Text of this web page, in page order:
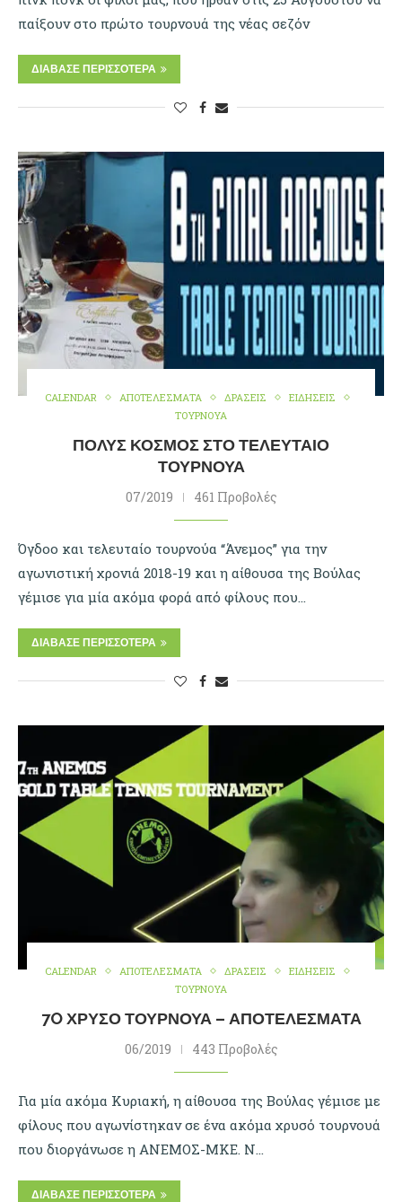
παίξουν στο πρώτο τουρνουά της νέας σεζόν
ΔΙΆΒΑΣΕ ΠΕΡΙΣΣΌΤΕΡΑ
CALENDAR ΑΠΟΤΕΛΕΣΜΑΤΑ ΔΡΑΣΕΙΣ
ΕΙΔΗΣΕΙΣ
ΤΟΥΡΝΟΥΑ
ΠΟΛΎΣ ΚΌΣΜΟΣ ΣΤΟ ΤΕΛΕΥΤΑΊΟ
ΤΟΥΡΝΟΥΆ
07/2019 461 Προβολές
Όγδοο και τελευταίο τουρνούα “Άνεμος” για την
αγωνιστική χρονιά 2018-19 και η αίθουσα της Βούλας
γέμισε για μία ακόμα φορά από φίλους που…
ΔΙΆΒΑΣΕ ΠΕΡΙΣΣΌΤΕΡΑ
CALENDAR ΑΠΟΤΕΛΕΣΜΑΤΑ ΔΡΑΣΕΙΣ
ΕΙΔΗΣΕΙΣ
ΤΟΥΡΝΟΥΑ
7O ΧΡΥΣΌ ΤΟΥΡΝΟΥΆ – ΑΠΟΤΕΛΈΣΜΑΤΑ
06/2019 443 Προβολές
Για μία ακόμα Κυριακή, η αίθουσα της Βούλας γέμισε με
φίλους που αγωνίστηκαν σε ένα ακόμα χρυσό τουρνουά
που διοργάνωσε η ΑΝΕΜΟΣ-ΜΚΕ. Ν…
ΔΙΆΒΑΣΕ ΠΕΡΙΣΣΌΤΕΡΑ